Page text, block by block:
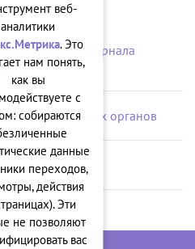
стол от журнала
г.)
надзорных органов
веб-
аналитики
. Это
нам понять,
как вы
с
собираются
данные
переходов,
действия
Эти
не позволяют
вас